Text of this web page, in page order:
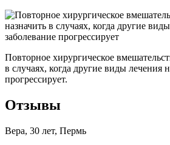
Повторное хирургическое
в случаях, когда другие виды лечения
прогрессирует.
Отзывы
Вера, 30 лет, Пермь